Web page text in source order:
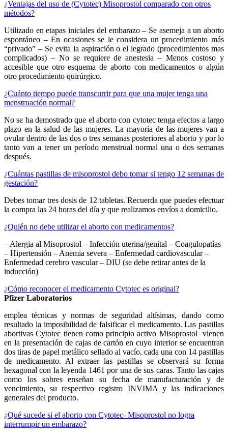
¿Ventajas del uso de (Cytotec) Misoprostol comparado con otros
métodos?
Utilizado en etapas iniciales del embarazo – Se asemeja a un aborto
espontáneo – En ocasiones se le considera un procedimiento más
“privado” – Se evita la aspiración o el legrado (procedimientos mas
complicados) – No se requiere de anestesia – Menos costoso y
accesible que otro esquema de aborto con medicamentos o algún
otro procedimiento quirúrgico.
¿Cuánto tiempo puede transcurrir para que una mujer tenga una
menstruación normal?
No se ha demostrado que el aborto con cytotec tenga efectos a largo
plazo en la salud de las mujeres. La mayoría de las mujeres van a
ovular dentro de las dos o tres semanas posteriores al aborto y por lo
tanto van a tener un período menstrual normal una o dos semanas
después.
¿Cuántas pastillas de misoprostol debo tomar si tengo 12 semanas de
gestación?
Debes tomar tres dosis de 12 tabletas. Recuerda que puedes efectuar
la compra las 24 horas del día y que realizamos envíos a domicilio.
¿Quién no debe utilizar el aborto con medicamentos?
– Alergia al Misoprostol – Infección uterina/genital – Coagulopatías
– Hipertensión – Anemia severa – Enfermedad cardiovascular –
Enfermedad cerebro vascular – DIU (se debe retirar antes de la
inducción)
¿Cómo reconocer el medicamento Cytotec es original?
Pfizer Laboratorios
emplea técnicas y normas de seguridad altísimas, dando como
resultado la imposibilidad de falsificar el medicamento. Las pastillas
abortivas Cytotec tienen como principio activo Misoprostol vienen
en la presentación de cajas de cartón en cuyo interior se encuentran
dos tiras de papel metálico sellado al vacío, cada una con 14 pastillas
de medicamento. Al extraer las pastillas se observará su forma
hexagonal con la leyenda 1461 por una de sus caras. Tanto las cajas
como los sobres enseñan su fecha de manufacturación y de
vencimiento, su respectivo registro INVIMA y las indicaciones
generales del producto.
¿Qué sucede si el aborto con Cytotec- Misoprostol no logra
interrumpir un embarazo?